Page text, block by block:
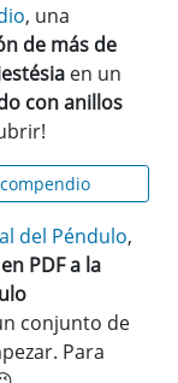
, una
de más de
en un
con anillos
del Péndulo,
PDF a la
conjunto de
Para